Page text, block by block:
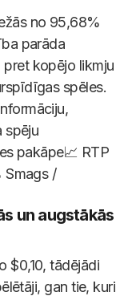
no 95,68%
parāda
kopējo likmju
spēles.
spēju
pakāpe📈 RTP
Smags /
un augstākās
$0,10, tādējādi
gan tie, kuri